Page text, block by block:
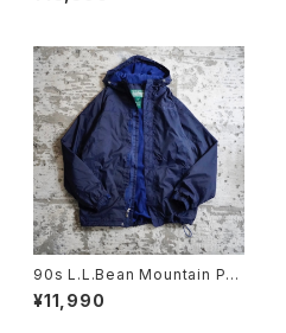
90s L.L.Bean Mountain Par
ka
¥11,990